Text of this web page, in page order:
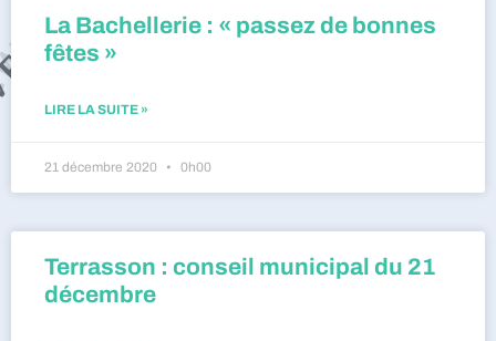
La Bachellerie : « passez de bonnes
fêtes »
LIRE LA SUITE »
21 décembre 2020 0h00
Terrasson : conseil municipal du 21
décembre